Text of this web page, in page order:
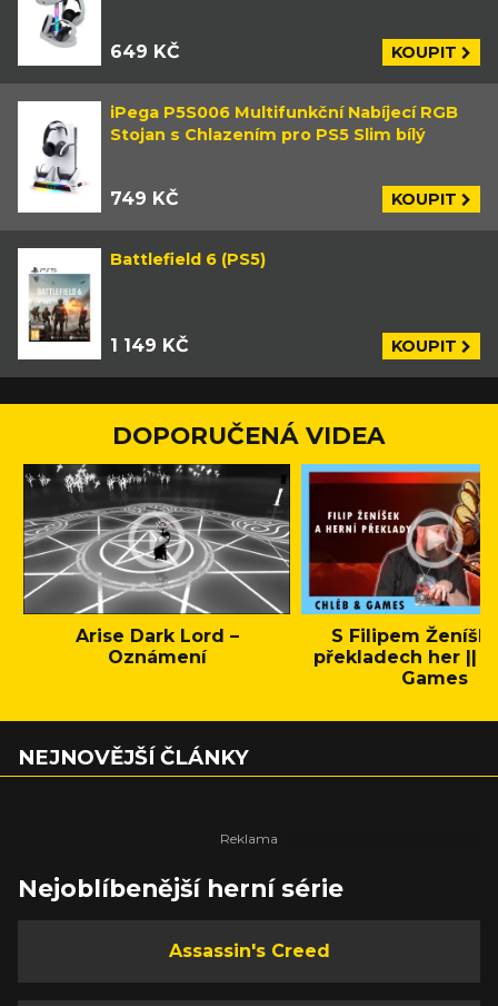
649 KČ KOUPIT
iPega P5S006 Multifunkční Nabíjecí RGB
Stojan s Chlazením pro PS5 Slim bílý
749 KČ KOUPIT
Battlefield 6 (PS5)
1 149 KČ KOUPIT
DOPORUČENÁ VIDEA
Arise Dark Lord –
Oznámení
S Filipem
překladech her ||
Games
NEJNOVĚJŠÍ ČLÁNKY
Nejoblíbenější herní série
Assassin's Creed